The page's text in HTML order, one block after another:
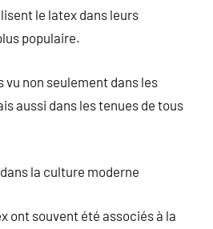
le latex dans leurs
populaire.
vu non seulement dans les
aussi dans les tenues de tous
la culture moderne
ont souvent été associés à la